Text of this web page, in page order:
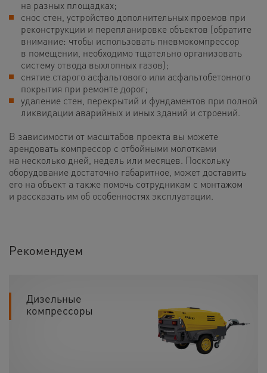
на разных площадках;
снос стен, устройство дополнительных проемов при
реконструкции и перепланировке объектов (обратите
внимание: чтобы использовать пневмокомпрессор
в помещении, необходимо тщательно организовать
систему отвода выхлопных газов);
снятие старого асфальтового или асфальтобетонного
покрытия при ремонте дорог;
удаление стен, перекрытий и фундаментов при полной
ликвидации аварийных и иных зданий и строений.
В зависимости от масштабов проекта вы можете
арендовать компрессор с отбойными молотками
на несколько дней, недель или месяцев. Поскольку
оборудование достаточно габаритное, может доставить
его на объект а также помочь сотрудникам с монтажом
и рассказать им об особенностях эксплуатации.
Рекомендуем
Дизельные
компрессоры